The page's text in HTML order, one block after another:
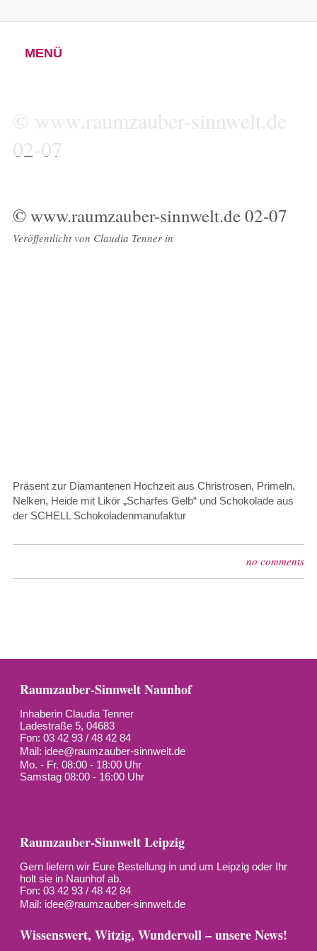
MENÜ
© www.raumzauber-sinnwelt.de
02-07
© www.raumzauber-sinnwelt.de 02-07
Veröffentlicht von Claudia Tennerin
Präsent zur Diamantenen Hochzeit aus Christrosen, Primeln,
Nelken, Heide mit Likör „Scharfes Gelb“ und Schokolade aus
der SCHELL Schokoladenmanufaktur
no comments
Raumzauber-Sinnwelt Naunhof
Inhaberin Claudia Tenner
Ladestraße 5, 04683
Fon: 03 42 93 / 48 42 84
Mail: idee@raumzauber-sinnwelt.de
Mo. - Fr. 08:00 - 18:00 Uhr
Samstag 08:00 - 16:00 Uhr
Raumzauber-Sinnwelt Leipzig
Gern liefern wir Eure Bestellung in und um Leipzig oder Ihr
holt sie in Naunhof ab.
Fon: 03 42 93 / 48 42 84
Mail: idee@raumzauber-sinnwelt.de
Wissenswert, Witzig, Wundervoll – unsere News!